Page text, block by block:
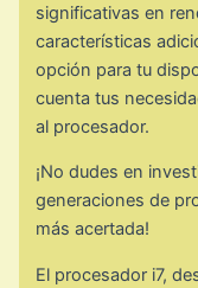
significativas en
características
opción para tu
cuenta tus
al procesador.
¡No dudes en
generaciones de
más acertada!
El procesador i7,